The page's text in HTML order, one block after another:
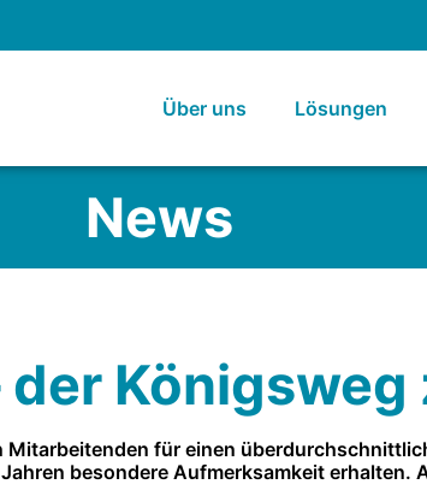
Über uns Lösungen
News
Königsweg
für einen
besondere Aufmerksamkeit erhalten.